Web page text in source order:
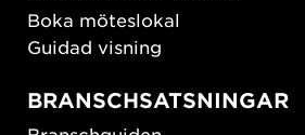
Boka möteslokal
Guidad visning
BRANSCHSATSNINGAR